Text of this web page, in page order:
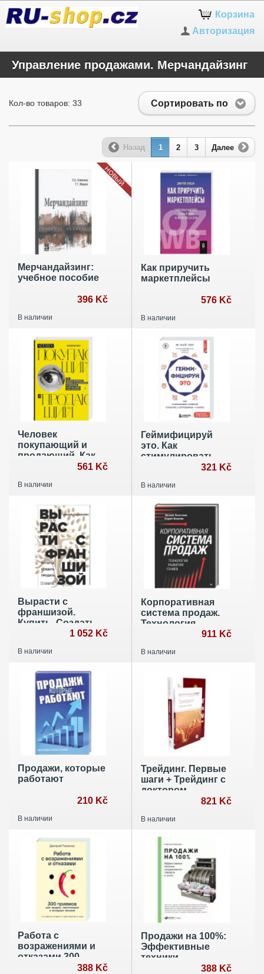
Корзина
Авторизация
Управление продажами. Мерчандайзинг
Сортировать по
Кол-во товаров: 33
Назад 1 2 3 Далее
Мерчандайзинг:
учебное пособие
396 Kč
В наличии
НОВЫЙ
Как приручить
маркетплейсы
576 Kč
В наличии
Человек
покупающий и
продающий. Как
законы эволюции
психологию
чем здесь Люк
Скайуокер
561 Kč
В наличии
Геймифицируй
это. Как
стимулировать
сотрудников к
321 Kč
В наличии
Вырасти с
франшизой.
Купить. Создать.
1 052 Kč
В наличии
Корпоративная
система продаж.
Технология
развития гениев911 Kč
В наличии
Продажи, которые
работают
210 Kč
В наличии
Трейдинг. Первые
шаги + Трейдинг с
доктором
книг)
821 Kč
В наличии
Работа с
возражениями и
отказами.300
приемов для388 Kč
Продажи на 100%:
Эффективные
техники
продвижения388 Kč